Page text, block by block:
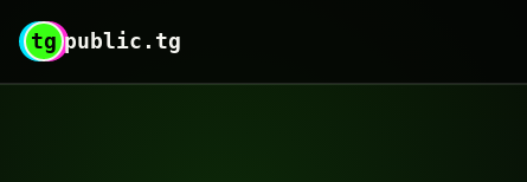
tg public.tg